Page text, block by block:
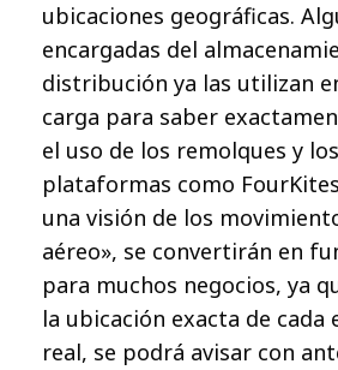
ubicaciones geográficas.
encargadas del
distribución ya las utilizan
carga para saber
el uso de los remolques y
plataformas como
una visión de los
aéreo», se convertirán en
para muchos negocios, ya
la ubicación exacta de cada
real, se podrá avisar con